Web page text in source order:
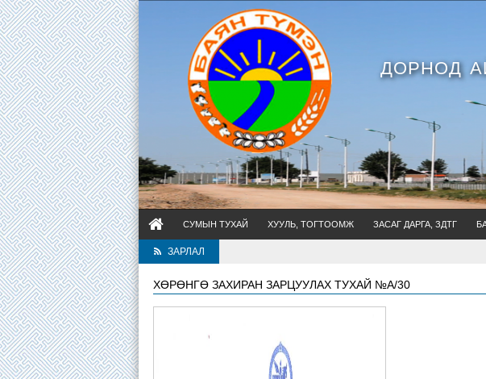
ДОРНОД
СУМЫН ТУХАЙ ХУУЛЬ, ТОГТООМЖ ЗАСАГ ДАРГА, ЗДТГ
ЗАРЛАЛ
ХӨРӨНГӨ ЗАХИРАН ЗАРЦУУЛАХ ТУХАЙ №А/30